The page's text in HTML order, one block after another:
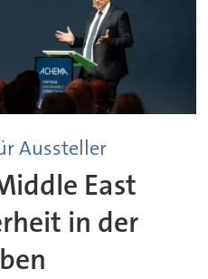
Aussteller
East
in der